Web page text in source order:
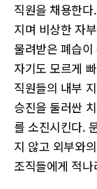
직원을 채용한
지며 비상한 자
물려받은 폐습
자기도 모르게
직원들의 내부
승진을 둘러싼
를 소진시킨다.
지 않고 외부와
조직들에게 적